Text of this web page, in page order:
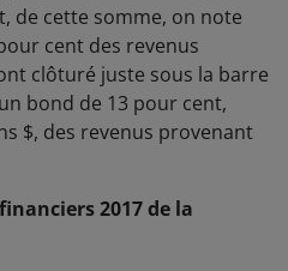
de cette somme, on note
cent des revenus
clôturé juste sous la barre
bond de 13 pour cent,
$, des revenus provenant
2017 de la